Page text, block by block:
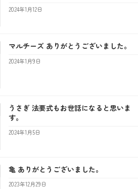
2024年1月12日
マルチーズ ありがとうございました。
2024年1月9日
うさぎ 法要式もお世話になると思いま
す。
2024年1月5日
亀 ありがとうございました。
2023年12月29日